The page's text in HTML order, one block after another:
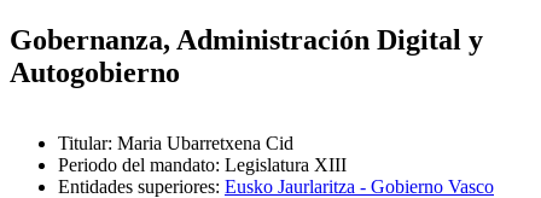
Gobernanza, Administración Digital y
Autogobierno
Titular: Maria Ubarretxena Cid
Periodo del mandato: Legislatura XIII
Entidades superiores: Eusko Jaurlaritza - Gobierno Vasco